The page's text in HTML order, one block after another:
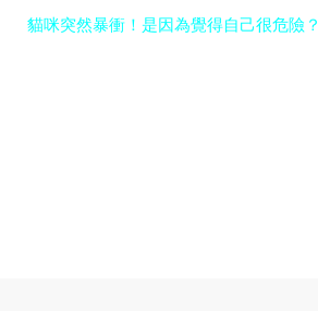
貓咪突然暴衝！是因為覺得自己很危險？